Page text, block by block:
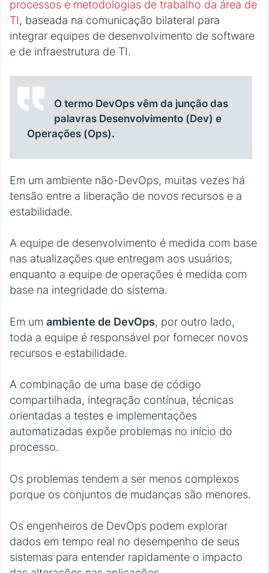
processos e metodologias de trabalho da área de
TI, baseada na comunicação bilateral para
integrar equipes de desenvolvimento de software
e de infraestrutura de TI.
O termo DevOps vêm da junção das
palavras Desenvolvimento (Dev) e
Operações (Ops).
Em um ambiente não-DevOps, muitas vezes há
tensão entre a liberação de novos recursos e a
estabilidade.
A equipe de desenvolvimento é medida com base
nas atualizações que entregam aos usuários,
enquanto a equipe de operações é medida com
base na integridade do sistema.
Em um ambiente de DevOps, por outro lado,
toda a equipe é responsável por fornecer novos
recursos e estabilidade.
A combinação de uma base de código
compartilhada, integração contínua, técnicas
orientadas a testes e implementações
automatizadas expõe problemas no início do
processo.
Os problemas tendem a ser menos complexos
porque os conjuntos de mudanças são menores.
Os engenheiros de DevOps podem explorar
dados em tempo real no desempenho de seus
sistemas para entender rapidamente o impacto